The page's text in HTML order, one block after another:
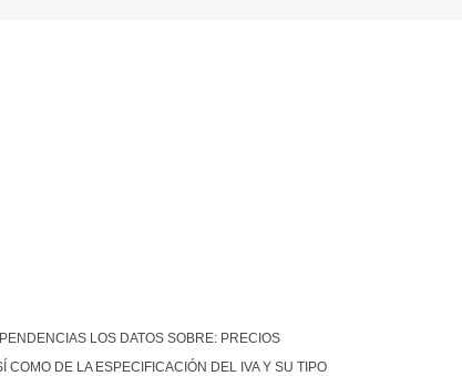
LOS DATOS SOBRE: PRECIOS
DE LA ESPECIFICACIÓN DEL IVA Y SU TIPO